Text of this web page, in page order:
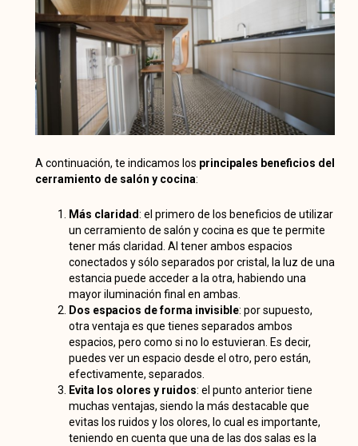
A continuación, te indicamos los principales beneficios del
cerramiento de salón y cocina:
Más claridad: el primero de los beneficios de utilizar
un cerramiento de salón y cocina es que te permite
tener más claridad. Al tener ambos espacios
conectados y sólo separados por cristal, la luz de una
estancia puede acceder a la otra, habiendo una
mayor iluminación final en ambas.
Dos espacios de forma invisible: por supuesto,
otra ventaja es que tienes separados ambos
espacios, pero como si no lo estuvieran. Es decir,
puedes ver un espacio desde el otro, pero están,
efectivamente, separados.
Evita los olores y ruidos: el punto anterior tiene
muchas ventajas, siendo la más destacable que
evitas los ruidos y los olores, lo cual es importante,
teniendo en cuenta que una de las dos salas es la